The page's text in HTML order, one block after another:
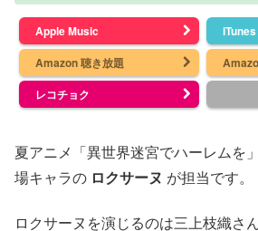
Apple Music
iTunes
Amazon 聴き放題
レコチョク
夏アニメ「異世界迷宮でハーレムを
場キャラの ロクサーヌ が担当です。
ロクサーヌを演じるのは三上枝織さ